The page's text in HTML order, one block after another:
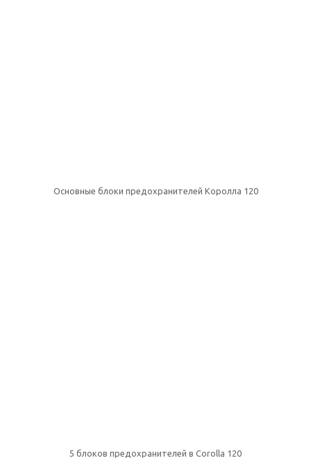
Основные блоки предохранителей Королла 120
5 блоков предохранителей в Corolla 120